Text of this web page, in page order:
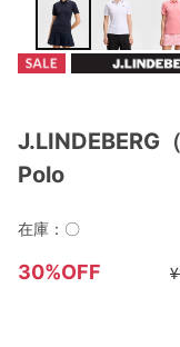
J.LINDEBERG
Polo
30%OFF
在庫： 〇